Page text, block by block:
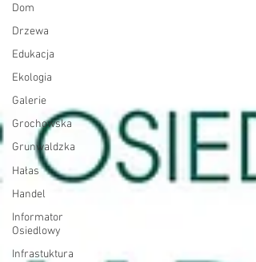
Dom
Drzewa
Edukacja
Ekologia
Galerie
Grochowska
Grunwaldzka
Hałas
Handel
Informator
Osiedlowy
Infrastuktura